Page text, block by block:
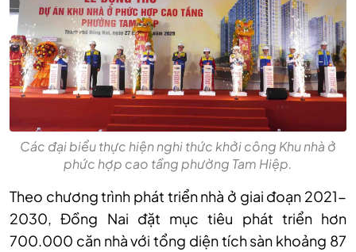
Các đại biểu thực hiện nghi thức khởi công Khu nhà ở
phức hợp cao tầng phường Tam Hiệp.
Theo chương trình phát triển nhà ở giai đoạn 2021-
2030, Đồng Nai đặt mục tiêu phát triển hơn
700.000 căn nhà với tổng diện tích sàn khoảng 87